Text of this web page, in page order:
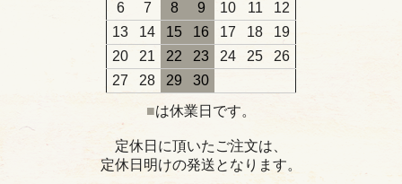
6
7 8 9 10 11
12
13
14 15 16 17 18
19
20
21 22 23 24 25
26
27
28 29
30
■は休業日です。
定休日に頂いたご注文は、
定休日明けの発送となります。